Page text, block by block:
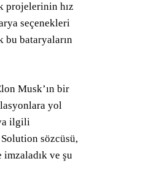
projelerinin hız
seçenekleri
bu bataryaların
Musk’ın bir
yol
ilgili
sözcüsü,
imzaladık ve şu